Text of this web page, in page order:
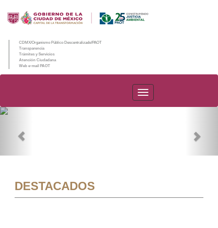
CDMX/Organismo Público Descentralizado/PAOT
Transparencia
Trámites y Servicios
Atención Ciudadana
Web e-mail PAOT
PAOT
DESTACADOS